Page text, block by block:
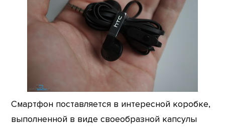
Смартфон поставляется в интересной коробке,
выполненной в виде своеобразной капсулы